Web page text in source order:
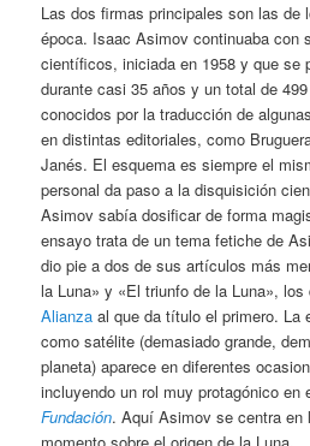
Las dos firmas principales son las
época. Isaac Asimov continuaba con
científicos, iniciada en 1958 y que se
durante casi 35 años y un total de
conocidos por la traducción de
en distintas editoriales, como
Janés. El esquema es siempre el
personal da paso a la disquisición
Asimov sabía dosificar de forma
ensayo trata de un tema fetiche de
dio pie a dos de sus artículos más
la Luna» y «El triunfo de la Luna»,
Alianza al que da título el primero. La
como satélite (demasiado grande,
planeta) aparece en diferentes
incluyendo un rol muy protagónico en
Fundación. Aquí Asimov se centra en